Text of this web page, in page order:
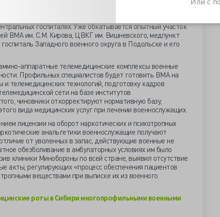
развитие единой телемедицинской сети
и войскового звена. Аналогичные
госпиталях. Уже обкатывается опытный участок
ВМА им. С.М. Кирова, ЦВКГ им. Вишневского, медпункт
Западного военного округа в Подольске и его
аппаратные телемедицинские комплексы военные
Профильных специалистов будет готовить ВМА на
телемедицинских технологий, подготовку кадров
сети на базе институтов
чиновники откорректируют нормативную базу,
вида медицинских услуг при лечении военнослужащих.
лицензии на оборот наркотических и психотропных
анальгетики военнослужащие получают
от уволенных в запас, действующие военные не
обезболивание в амбулаторных условиях им было
клиники Минобороны по всей стране, выявил отсутствие
акты, регулирующих «процесс обеспечения пациентов
веществами при выписке их из военного
роты в Сибири многопрофильными военными